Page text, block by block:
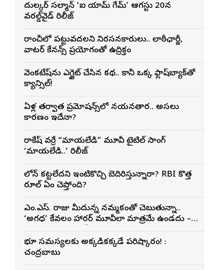
దుల్కర్ సల్మాన్ ‘ఐ యామ్ గేమ్’ ఆగస్టు 20న
వరల్డ్‌వైడ్ రిలీజ్
రాంచీలో పట్టువదలని నిరసనకారులు.. లాఠీఛార్జీ,
వాటర్ కేనన్స్ ప్రయోగంతో ఉద్రిక్తం
వెంకటేష్‌ను ఎగ్జైట్ చేసిన కథ.. కానీ ఒక్క ఫ్లాష్‌బ్యాక్‌తో
క్యాన్సిల్!
ఏళ్ల తర్వాత ప్రమోషన్స్‌లో నయనతార.. అసలు
కారణం ఇదేనా?
రాకేష్ వర్రే “మాయలేడి” మూవీ టైటిల్ సాంగ్
‘మాయలేడి..’ రిలీజ్
లోన్ కట్టలేదని ఇంటికొచ్చి బెదిరిస్తున్నారా? RBI కొత్త
రూల్ ఏం చెప్తోంది?
ఎం.ఎస్. రాజు మీదున్న నమ్మకంతో చెబుతున్నా..
‘అగధ’ కేవలం హారర్ మూవీలా మాత్రమే ఉండదు –
భూ సమస్యలకు అక్కడికక్కడే పరిష్కారం! :
చంద్రబాబు